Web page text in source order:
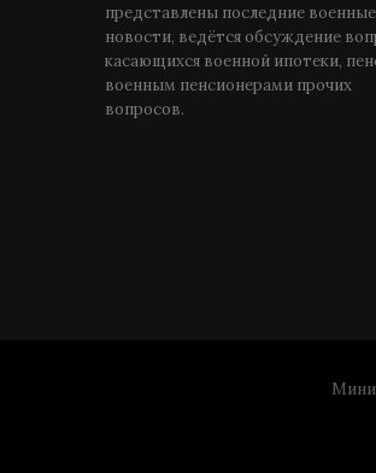
представлены последние военные
новости, ведётся обсуждение
касающихся военной ипотеки,
военным пенсионерами прочих
вопросов.